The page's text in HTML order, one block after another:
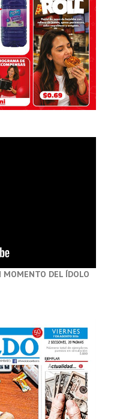
MOMENTO DEL ÍDOLO